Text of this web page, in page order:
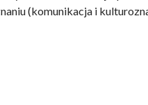
(komunikacja i